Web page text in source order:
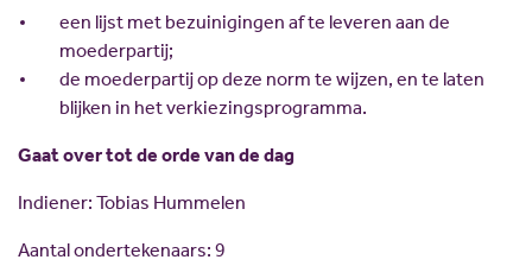
een lijst met bezuinigingen af te leveren aan de
moederpartij;
de moederpartij op deze norm te wijzen, en te laten
blijken in het verkiezingsprogramma.
Gaat over tot de orde van de dag
Indiener: Tobias Hummelen
Aantal ondertekenaars: 9